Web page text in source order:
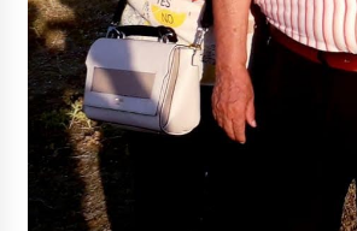
22/09/2025
– ËNGJËLL HASIMAJ – “KUJTIMET E MIA PËR
KALLARATIN SI MËSUES I MATEMATIKËS, POR
EDHE SI NJË BANOR I PËRKOHSHËM I TIJ”
12/09/2025
Gazeta Kallarati nr. 114
06/02/2025